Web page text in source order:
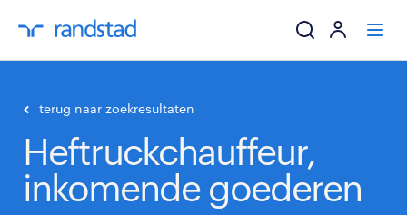
werkgevers
mijn carrière
terug naar zoekresultaten
Heftruckchauffeur,
inkomende goederen